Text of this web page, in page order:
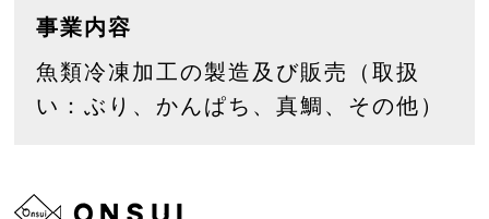
事業内容
魚類冷凍加工の製造及び販売（取扱
い：ぶり、かんぱち、真鯛、その他）